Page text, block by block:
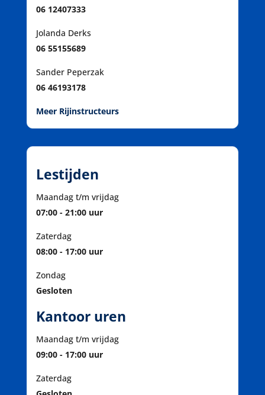
06 12407333
Jolanda Derks
06 55155689
Sander Peperzak
06 46193178
Meer Rijinstructeurs
Lestijden
Maandag t/m vrijdag
07:00 - 21:00 uur
Zaterdag
08:00 - 17:00 uur
Zondag
Gesloten
Kantoor uren
Maandag t/m vrijdag
09:00 - 17:00 uur
Zaterdag